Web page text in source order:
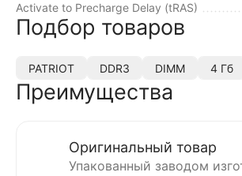
Activate to Precharge Delay (tRAS)
Подбор товаров
PATRIOT DDR3 DIMM 4 Гб
Преимущества
Оригинальный товар
Упакованный заводом